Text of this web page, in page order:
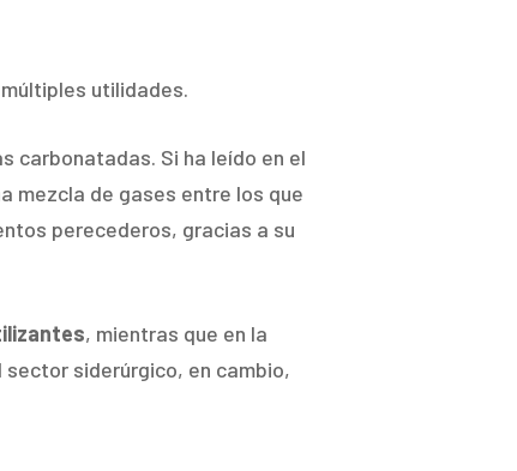
utilidades.
carbonatadas. Si ha leído en el
mezcla de gases entre los que
perecederos, gracias a su
, mientras que en la
siderúrgico, en cambio,